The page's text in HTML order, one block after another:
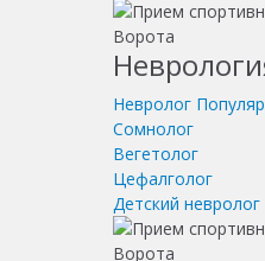
Невролог
Сомнолог
Вегетолог
Цефалголог
Детский невролог